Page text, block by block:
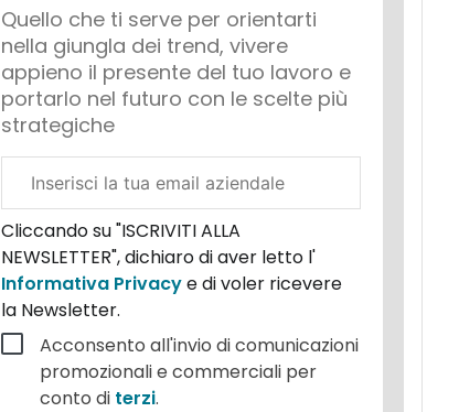
Quello che ti serve per orientarti
nella giungla dei trend, vivere
appieno il presente del tuo lavoro e
portarlo nel futuro con le scelte più
strategiche
aziendale
Cliccando su "ISCRIVITI ALLA
NEWSLETTER", dichiaro di aver letto l'
Informativa Privacye di voler ricevere
la Newsletter.
Acconsento all'invio di comunicazioni
promozionali e commerciali per
conto di terzi.